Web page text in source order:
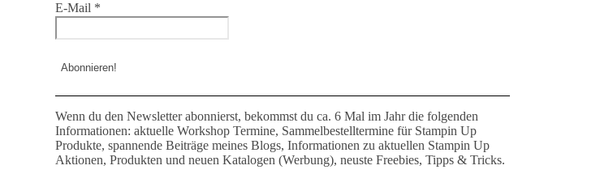
E-Mail *
Wenn du den Newsletter abonnierst, bekommst du ca. 6 Mal im Jahr die folgenden
Informationen: aktuelle Workshop Termine, Sammelbestelltermine für Stampin Up
Produkte, spannende Beiträge meines Blogs, Informationen zu aktuellen Stampin Up
Aktionen, Produkten und neuen Katalogen (Werbung), neuste Freebies, Tipps & Tricks.